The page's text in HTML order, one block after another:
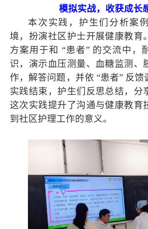
模拟实战，收获成长
本次实践，护生们分析案
境，扮演社区护士开展健康教育
方案用于和 “患者” 的交流中，
识，演示血压测量、血糖监测、
作，解答问题，并依 “患者” 反馈
实践结束，护生们反思总结，分
这次实践提升了沟通与健康教育
到社区护理工作的意义。